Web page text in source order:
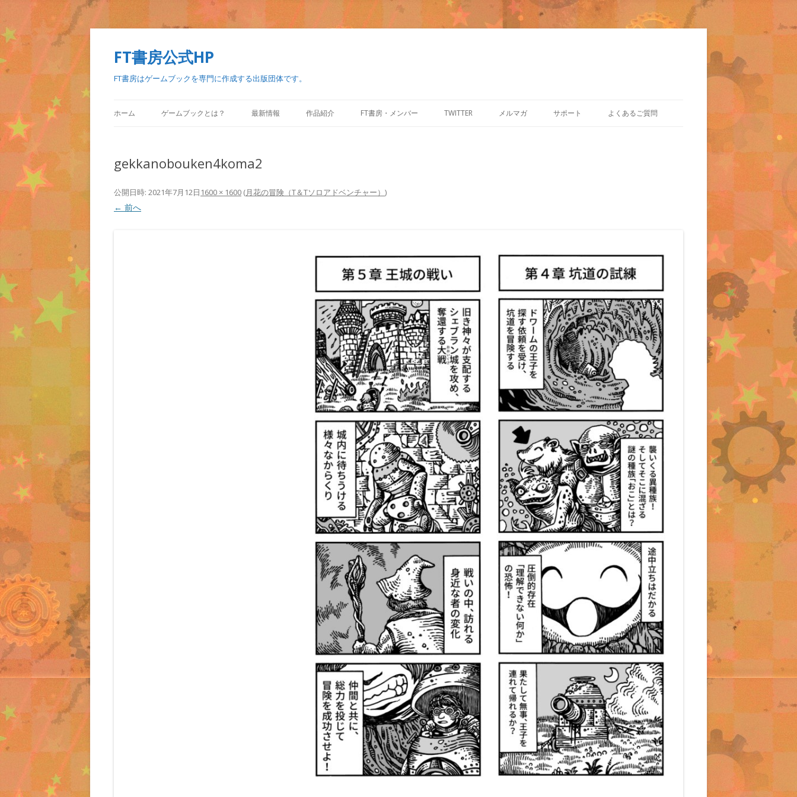
FT書房公式HP
FT書房はゲームブックを専門に作成する出版団体です。
ン
テ
ホーム ゲームブックとは？ 最新情報 作品紹介 FT書房・メンバー TWITTER メルマガ サポート よくあるご質問
gekkanobouken4koma2
公開日時: 2021年7月12日 1600 × 1600 (月花の冒険（T＆Tソロアドベンチャー） )
← 前へ